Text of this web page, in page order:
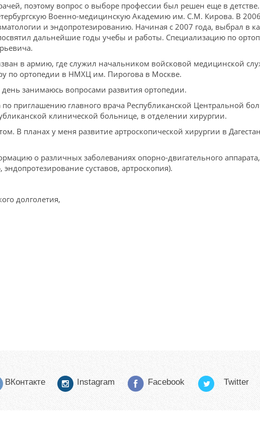
поэтому вопрос о выборе профессии был решен еще в
Военно-медицинскую Академию им. С.М. Кирова. В
и эндопротезированию. Начиная с 2007 года, выбрал в
дальнейшие годы учебы и работы. Специализацию по
в армию, где служил начальником войсковой медицинской
по ортопедии в НМХЦ им. Пирогова в Москве.
день занимаюсь вопросами развития ортопедии.
по приглашению главного врача Республиканской Центральной
клинической больнице, в отделении хирургии.
В планах у меня развитие артроскопической хирургии в
о различных заболеваниях опорно-двигательного
суставов, артроскопия).
долголетия,
ВКонтакте Instagram Facebook Twitter